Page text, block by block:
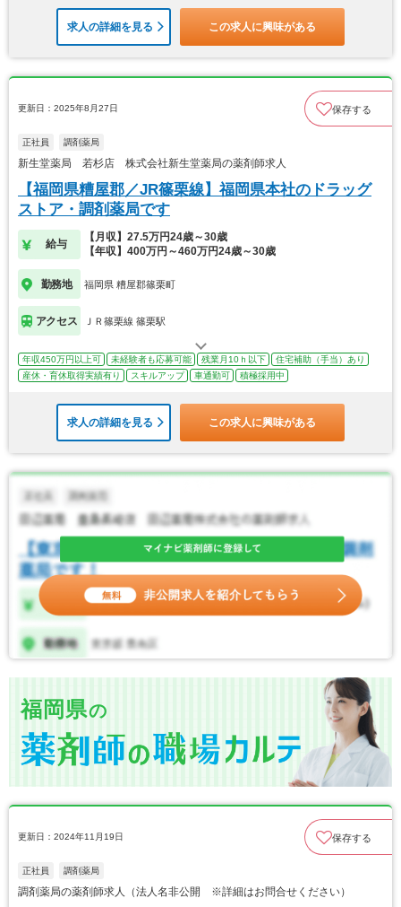
求人の詳細を見る この求人に興味がある
更新日：2025年8月27日 保存する
正社員 調剤薬局
新生堂薬局 若杉店 株式会社新生堂薬局の薬剤師求人
【福岡県糟屋郡／JR篠栗線】福岡県本社のドラッグ
ストア・調剤薬局です
給与
【月収】27.5万円24歳～30歳
【年収】400万円～460万円24歳～30歳
勤務地 福岡県 糟屋郡篠栗町
アクセス ＪＲ篠栗線 篠栗駅
年収450万円以上可 未経験者も応募可能 残業月10ｈ以下
住宅補助（手当）あり
産休・育休取得実績有り
スキルアップ 車通勤可 積極採用中
求人の詳細を見る この求人に興味がある
福岡県の
更新日：2024年11月19日 保存する
正社員 調剤薬局
調剤薬局の薬剤師求人（法人名非公開 ※詳細はお問合せください）